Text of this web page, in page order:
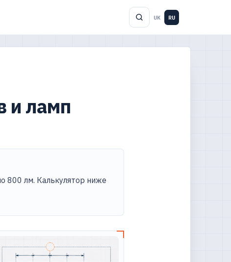
UK RU
и ламп
800 лм. Калькулятор ниже